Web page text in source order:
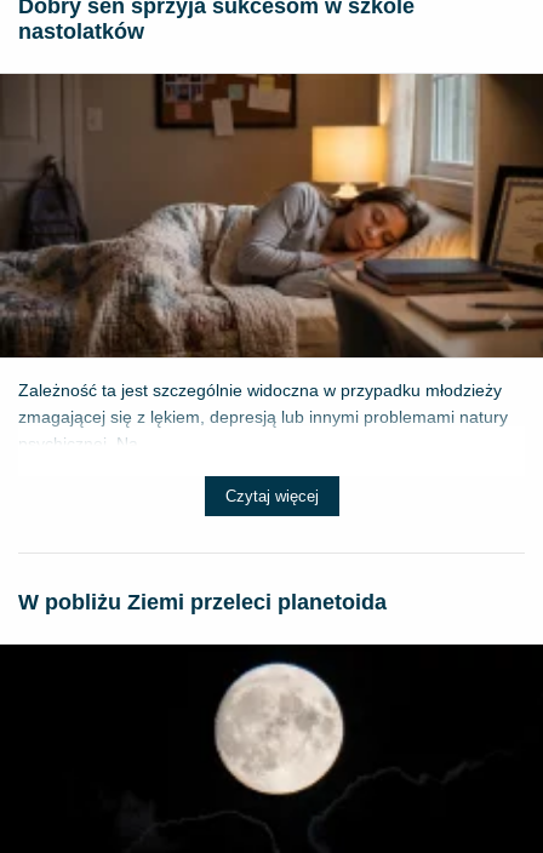
Dobry sen sprzyja sukcesom w szkole
nastolatków
Zależność ta jest szczególnie widoczna w przypadku młodzieży
zmagającej się z lękiem, depresją lub innymi problemami natury
psychicznej. Na...
Czytaj więcej
W pobliżu Ziemi przeleci planetoida